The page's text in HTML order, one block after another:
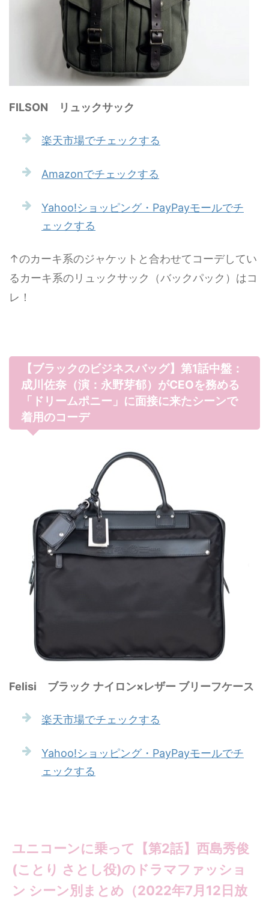
FILSON リュックサック
楽天市場でチェックする
Amazonでチェックする
Yahoo!ショッピング・PayPayモールでチ
ェックする
↑のカーキ系のジャケットと合わせてコーデしてい
るカーキ系のリュックサック（バックパック）はコ
レ！
【ブラックのビジネスバッグ】第1話中盤：
成川佐奈（演：永野芽郁）がCEOを務める
「ドリームポニー」に面接に来たシーンで
着用のコーデ
Felisi ブラック ナイロン×レザー ブリーフケース
楽天市場でチェックする
Yahoo!ショッピング・PayPayモールでチ
ェックする
ユニコーンに乗って【第2話】西島秀俊
(ことり さとし役)のドラマファッショ
ン シーン別まとめ（2022年7月12日放